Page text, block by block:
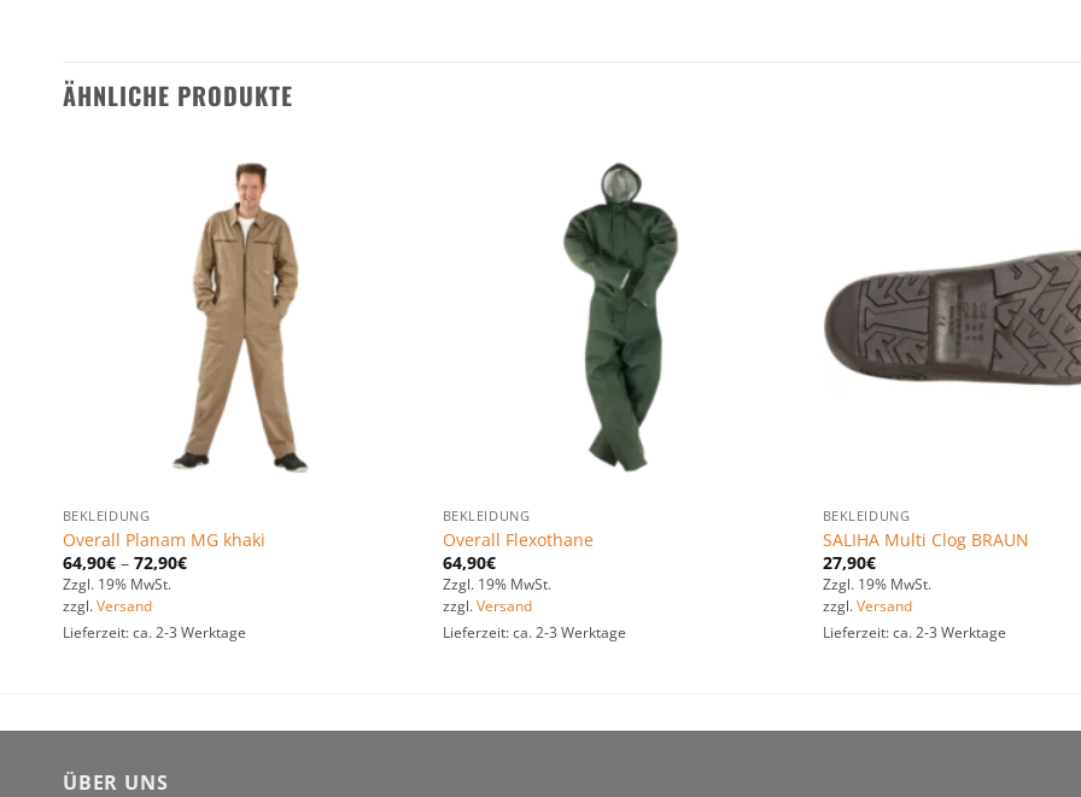
ÄHNLICHE PRODUKTE
BEKLEIDUNG
Overall Planam MG khaki
64,90€– 72,90€
Zzgl. 19% MwSt.
zzgl. Versand
Lieferzeit: ca. 2-3 Werktage
BEKLEIDUNG
Overall Flexothane
64,90€
Zzgl. 19% MwSt.
zzgl. Versand
Lieferzeit: ca. 2-3 Werktage
BEKLEIDUNG
SALIHA Multi Clog BRAUN
27,90€
Zzgl. 19% MwSt.
zzgl. Versand
Lieferzeit: ca. 2-3 Werktage
ÜBER UNS